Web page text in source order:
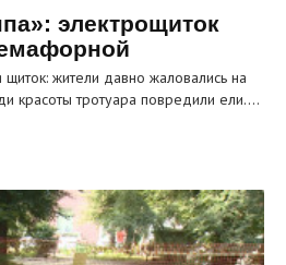
электрощиток
жители давно жаловались на
красоты тротуара повредили ели.…